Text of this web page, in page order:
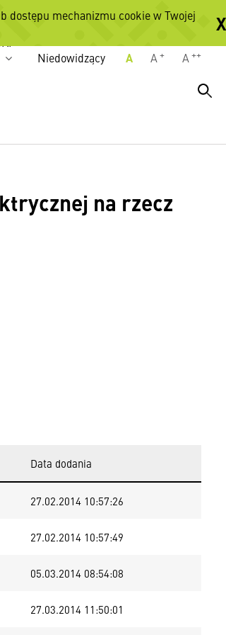
Niedowidzący
A A + A ++
na rzecz
Data dodania
27.02.2014 10:57:26
27.02.2014 10:57:49
05.03.2014 08:54:08
27.03.2014 11:50:01
dostępu mechanizmu cookie w Twojej
X